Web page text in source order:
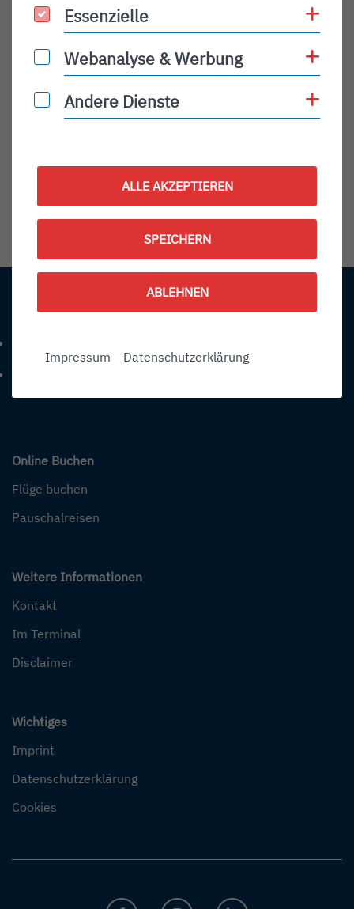
PLN
Status Description:
Checkin:
Codeshare:
Kontakt
Telefonnummer: 4 9 0 7 5 4 1 2 8 4 0
Online Buchen
Flüge buchen
Pauschalreisen
Weitere Informationen
Kontakt
Im Terminal
Disclaimer
Wichtiges
Imprint
Datenschutzerklärung
Cookies
Essenzielle
Essenzielle
Webanalyse & Werbung
Webanalyse & Werbung
Andere Dienste
Andere Dienste
ALLE AKZEPTIEREN
SPEICHERN
ABLEHNEN
Impressum Datenschutzerklärung